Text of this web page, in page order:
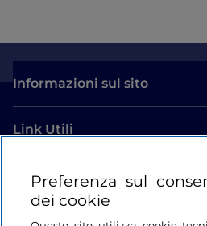
Informazioni sul sito
Link Utili
Login
Restiamo in contatto
Preferenza sul
dei cookie